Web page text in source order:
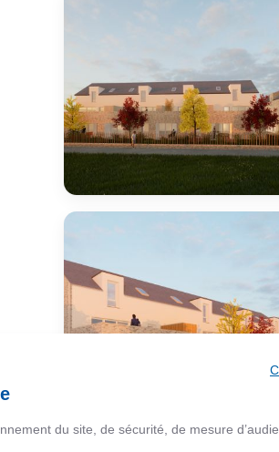
du site, de sécurité, de mesure